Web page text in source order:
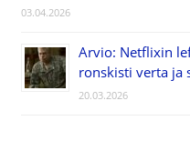
03.04.2026
Arvio: Netflixin
ronskisti verta ja
20.03.2026